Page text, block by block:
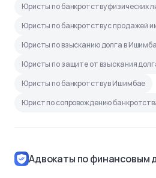
Юристы по банкротству физических
Юристы по банкротству с продажей
Юристы по взысканию долга в
Юристы по защите от взыскания
Юристы по банкротству в Ишимбае
Юрист по сопровождению
Адвокаты по финансовым